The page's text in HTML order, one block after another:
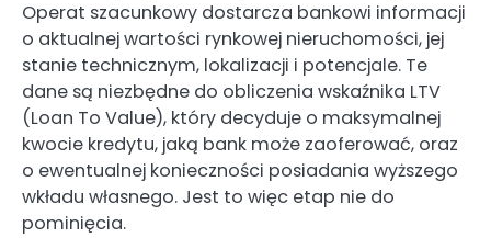
Operat szacunkowy dostarcza bankowi informacji
o aktualnej wartości rynkowej nieruchomości, jej
stanie technicznym, lokalizacji i potencjale. Te
dane są niezbędne do obliczenia wskaźnika LTV
(Loan To Value), który decyduje o maksymalnej
kwocie kredytu, jaką bank może zaoferować, oraz
o ewentualnej konieczności posiadania wyższego
wkładu własnego. Jest to więc etap nie do
pominięcia.